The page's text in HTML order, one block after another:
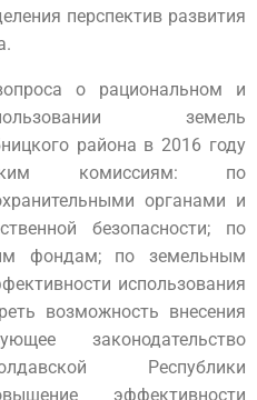
перспектив развития
о рациональном и
земель
района в 2016 году
комиссиям: по
органами и
безопасности; по
фондам; по земельным
использования
возможность внесения
законодательство
Республики
эффективности